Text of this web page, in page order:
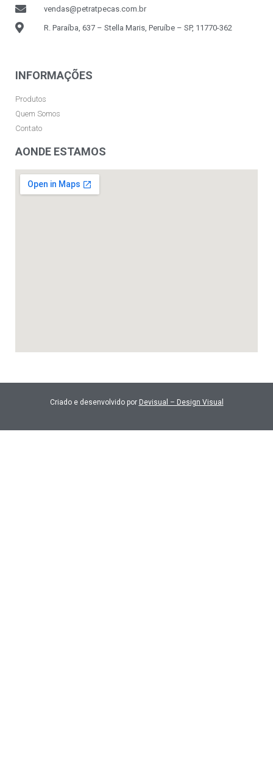
vendas@petratpecas.com.br
R. Paraíba, 637 – Stella Maris, Peruíbe – SP, 11770-362
INFORMAÇÕES
Produtos
Quem Somos
Contato
AONDE ESTAMOS
Criado e desenvolvido por Devisual – Design Visual